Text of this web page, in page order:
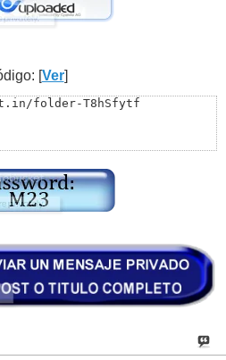
[Ver]
folder-T8hSfytf